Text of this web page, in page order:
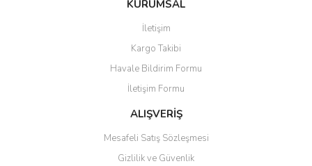
KURUMSAL
İletişim
Kargo Takibi
Havale Bildirim Formu
İletişim Formu
ALIŞVERİŞ
Mesafeli Satış Sözleşmesi
Gizlilik ve Güvenlik